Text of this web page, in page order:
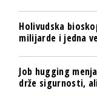
Holivudska
milijarde i jedna
Job hugging
drže sigurnosti,